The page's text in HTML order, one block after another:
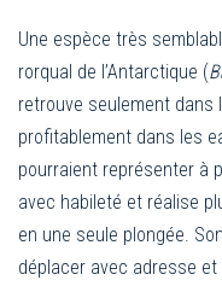
Une espèce très
rorqual de l’Antarctique (
retrouve seulement dans
profitablement dans les
pourraient représenter à
avec habileté et réalise
en une seule plongée.
déplacer avec adresse